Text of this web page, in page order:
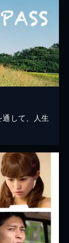
して、人生